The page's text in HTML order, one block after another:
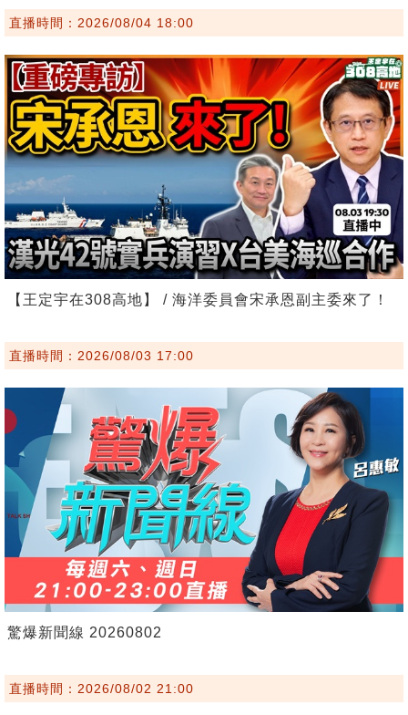
直播時間：2026/08/04 18:00
【王定宇在308高地】 / 海洋委員會宋承恩副主委來了！
直播時間：2026/08/03 17:00
驚爆新聞線 20260802
直播時間：2026/08/02 21:00